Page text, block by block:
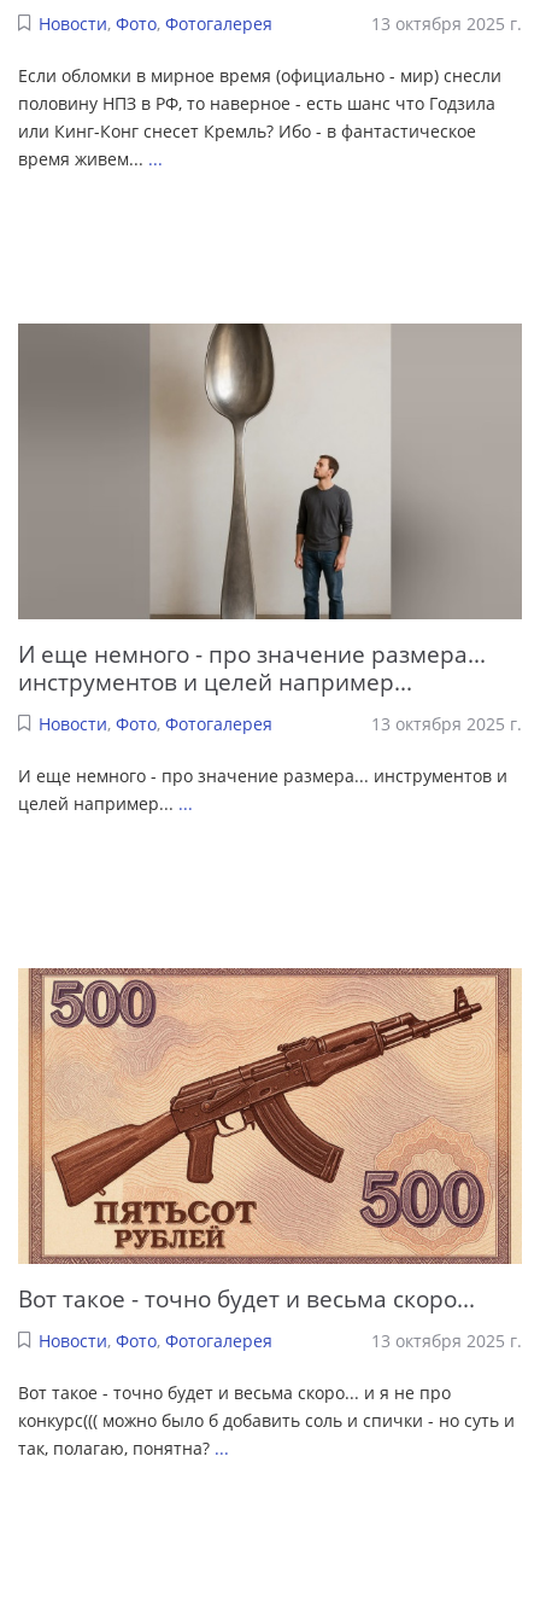
Новости, Фото, Фотогалерея 13 октября 2025 г.
Если обломки в мирное время (официально - мир) снесли
половину НПЗ в РФ, то наверное - есть шанс что Годзила
или Кинг-Конг снесет Кремль? Ибо - в фантастическое
время живем... ...
И еще немного - про значение размера...
инструментов и целей например...
Новости, Фото, Фотогалерея 13 октября 2025 г.
И еще немного - про значение размера... инструментов и
целей например... ...
Вот такое - точно будет и весьма скоро...
Новости, Фото, Фотогалерея 13 октября 2025 г.
Вот такое - точно будет и весьма скоро... и я не про
конкурс((( можно было б добавить соль и спички - но суть и
так, полагаю, понятна? ...